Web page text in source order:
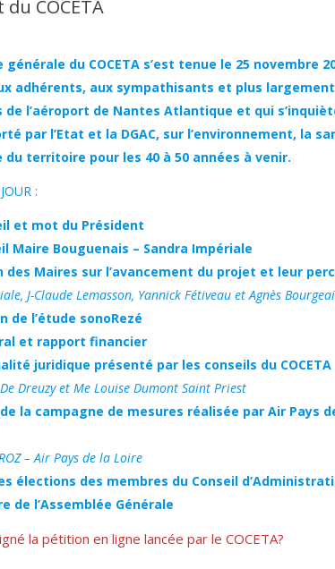
COCETA
générale du COCETA s’est tenue le 25 novembre
adhérents, aux sympathisants et plus
de l’aéroport de Nantes Atlantique et qui
par l’Etat et la DGAC, sur l’environnement, la
du territoire pour les 40 à 50 années à venir.
:
et mot du Président
Maire Bouguenais – Sandra Impériale
des Maires sur l’avancement du projet et leur
J-Claude Lemasson, Yannick Fétiveau et Agnès
de l’étude sonoRezé
et rapport financier
juridique présenté par les conseils du COCETA
Dreuzy et Me Louise Dumont Saint Priest
la campagne de mesures réalisée par Air Pays
– Air Pays de la Loire
élections des membres du Conseil
de l’Assemblée Générale
la pétition en ligne lancée par le COCETA?